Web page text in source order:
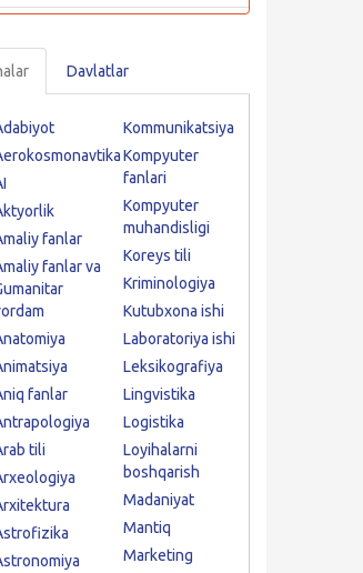
Davlatlar
fanlar
fanlar va
fanlar
tili
Kommunikatsiya
Kompyuter
fanlari
Kompyuter
muhandisligi
Koreys tili
Kriminologiya
Kutubxona ishi
Laboratoriya ishi
Leksikografiya
Lingvistika
Logistika
Loyihalarni
boshqarish
Madaniyat
Mantiq
Marketing